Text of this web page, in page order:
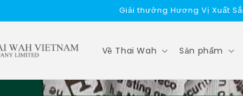
Giải thưởng Hương Vị Xuất
Về Thai Wah Sản phẩm